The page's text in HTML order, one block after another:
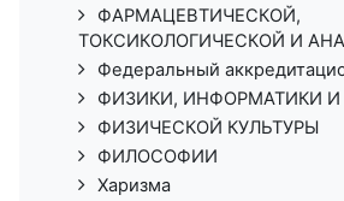
ФАРМАЦЕВТИЧЕСКОЙ,
ТОКСИКОЛОГИЧЕСКОЙ И
Федеральный
ФИЗИКИ, ИНФОРМАТИКИ
ФИЗИЧЕСКОЙ КУЛЬТУРЫ
ФИЛОСОФИИ
Харизма